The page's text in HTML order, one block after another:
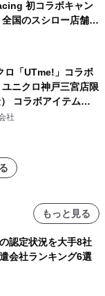
初コラボキャン
国のスシロー店舗で
ミニカー)付き
れます
ロ「UTme!」コラボ
ニクロ神戸三宮店限
コラボアイテムが
社
もっと見る
認定状況を大手8社
会社ランキング6選